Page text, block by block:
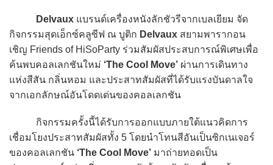
Delvaux แบรนด์เครื่องหนังลักชัวรีจากเบลเยียม จัด
กิจกรรมสุดเอ็กซ์คลูซีฟ ณ บูติก Delvaux สยามพารากอน
เชิญ Friends of HiSoParty ร่วมสัมผัสประสบการณ์พิเศษเพื่อ
ค้นพบคอลเลกชันใหม่ ‘The Cool Move’ ผ่านการเดินทาง
แห่งสีสัน กลิ่นหอม และประสาทสัมผัสที่ได้รับแรงบันดาลใจ
จากเอกลักษณ์อันโดดเด่นของคอลเลกชัน
กิจกรรมครั้งนี้ได้รับการออกแบบภายใต้แนวคิดการ
เชื่อมโยงประสาทสัมผัสทั้ง 5 โดยนำโทนสีอันเป็นซิกเนเจอร์
ของคอลเลกชัน ‘The Cool Move’ มาถ่ายทอดเป็น